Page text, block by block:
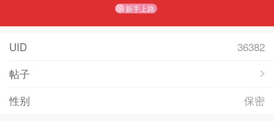
新手上路
UID
36382
帖子
性别
保密